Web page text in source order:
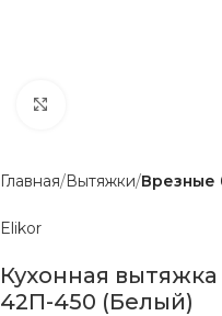
Главная Вытяжки Врезные
Elikor
Кухонная
42П-450 (Белый)